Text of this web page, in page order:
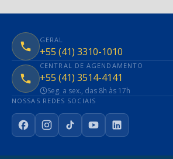
GERAL
+55 (41) 3310-1010
CENTRAL DE AGENDAMENTO
+55 (41) 3514-4141
Seg. a sex., das 8h às 17h
NOSSAS REDES SOCIAIS
FacebookInstagram
TikTokYouTubeLinkedIn